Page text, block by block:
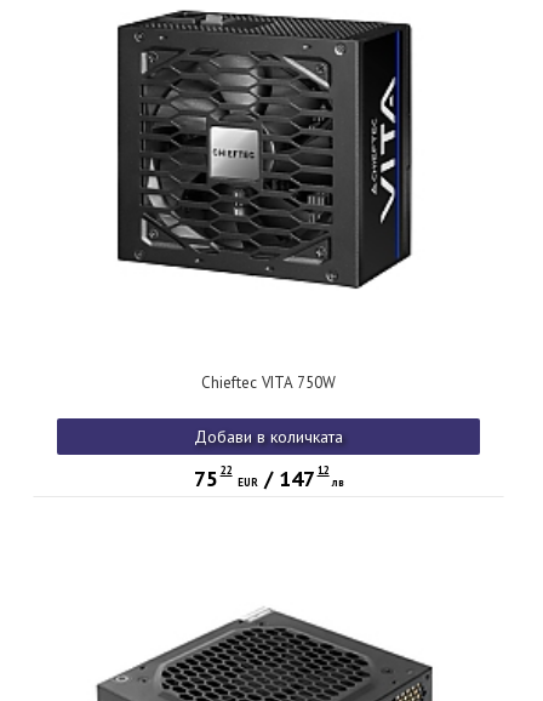
Chieftec VITA 750W
Добави в количката
75 22
EUR/ 147 12
лв